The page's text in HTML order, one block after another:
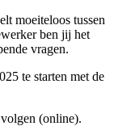
moeiteloos tussen
ben jij het
vragen.
te starten met de
(online).